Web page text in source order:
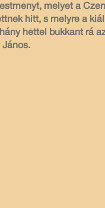
melyet a
hitt, s melyre a
héttel bukkant rá
János.